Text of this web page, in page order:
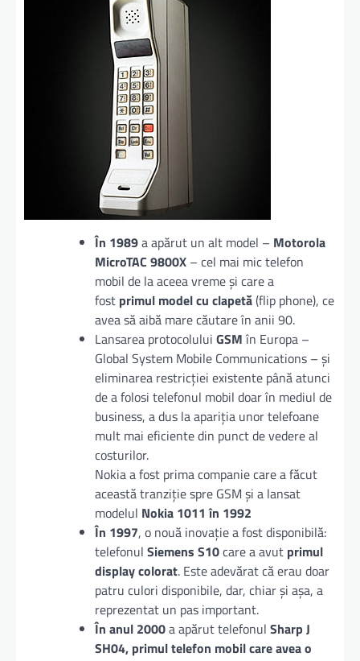
În 1989a apărut un alt model – Motorola
MicroTAC 9800X – cel mai mic telefon
mobil de la aceea vreme și care a
fost primul model cu clapetă(flip phone), ce
avea să aibă mare căutare în anii 90.
Lansarea protocolului GSMîn Europa –
Global System Mobile Communications – și
eliminarea restricției existente până atunci
de a folosi telefonul mobil doar în mediul de
business, a dus la apariția unor telefoane
mult mai eficiente din punct de vedere al
costurilor.
Nokia a fost prima companie care a făcut
această tranziție spre GSM și a lansat
modelul Nokia 1011 în 1992
În 1997, o nouă inovație a fost disponibilă:
telefonul Siemens S10care a avut primul
display colorat. Este adevărat că erau doar
patru culori disponibile, dar, chiar și așa, a
reprezentat un pas important.
În anul 2000a apărut telefonul Sharp J
SH04, primul telefon mobil care avea o